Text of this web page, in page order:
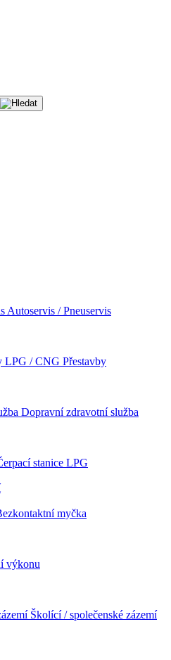
Autoservis / Pneuservis
LPG / CNG Přestavby
Dopravní zdravotní služba
stanice LPG
myčka
výkonu
Školící / společenské zázemí